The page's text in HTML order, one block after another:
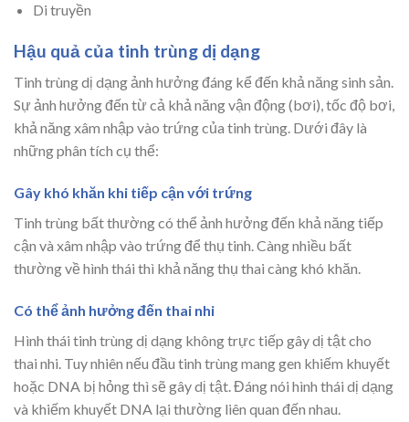
Di truyền
Hậu quả của tinh trùng dị dạng
Tinh trùng dị dạng ảnh hưởng đáng kể đến khả năng sinh sản.
Sự ảnh hưởng đến từ cả khả năng vận động (bơi), tốc độ bơi,
khả năng xâm nhập vào trứng của tinh trùng. Dưới đây là
những phân tích cụ thể:
Gây khó khăn khi tiếp cận với trứng
Tinh trùng bất thường có thể ảnh hưởng đến khả năng tiếp
cận và xâm nhập vào trứng để thụ tinh. Càng nhiều bất
thường về hình thái thì khả năng thụ thai càng khó khăn.
Có thể ảnh hưởng đến thai nhi
Hình thái tinh trùng dị dạng không trực tiếp gây dị tật cho
thai nhi. Tuy nhiên nếu đầu tinh trùng mang gen khiếm khuyết
hoặc DNA bị hỏng thì sẽ gây dị tật. Đáng nói hình thái dị dạng
và khiếm khuyết DNA lại thường liên quan đến nhau.